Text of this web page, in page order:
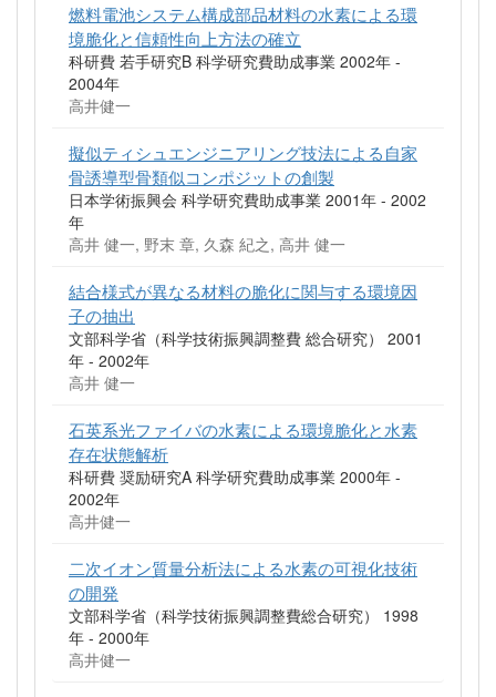
燃料電池システム構成部品材料の水素による環
境脆化と信頼性向上方法の確立
科研費 若手研究B 科学研究費助成事業 2002年 -
2004年
高井健一
擬似ティシュエンジニアリング技法による自家
骨誘導型骨類似コンポジットの創製
日本学術振興会 科学研究費助成事業 2001年 - 2002
年
高井 健一, 野末 章, 久森 紀之, 高井 健一
結合様式が異なる材料の脆化に関与する環境因
子の抽出
文部科学省（科学技術振興調整費 総合研究） 2001
年 - 2002年
高井 健一
石英系光ファイバの水素による環境脆化と水素
存在状態解析
科研費 奨励研究A 科学研究費助成事業 2000年 -
2002年
高井健一
二次イオン質量分析法による水素の可視化技術
の開発
文部科学省（科学技術振興調整費総合研究） 1998
年 - 2000年
高井健一